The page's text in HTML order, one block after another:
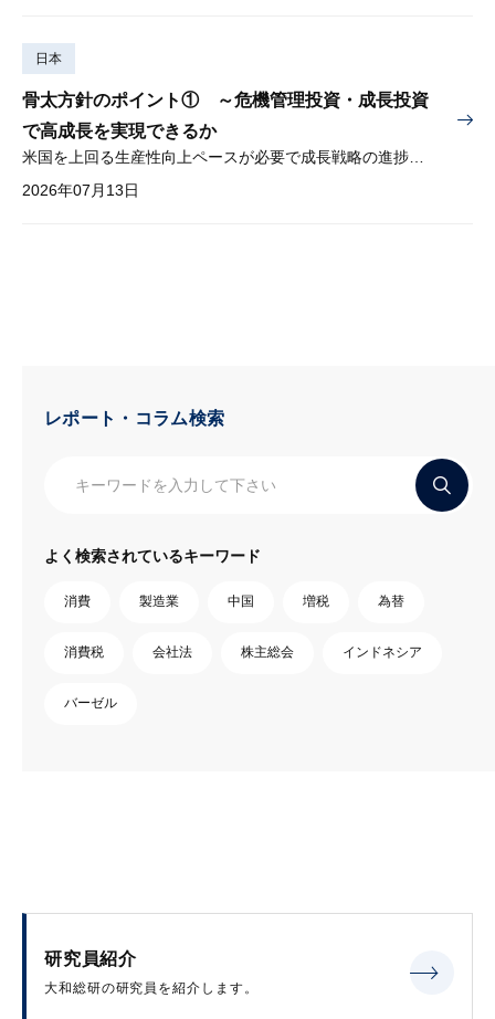
日本
骨太方針のポイント① ～危機管理投資・成長投資
で高成長を実現できるか
2026年07月13日
レポート・コラム検索
よく検索されているキーワード
消費 製造業 中国 増税 為替
消費税 会社法 株主総会 インドネシア
バーゼル
研究員紹介
大和総研の研究員を紹介します。